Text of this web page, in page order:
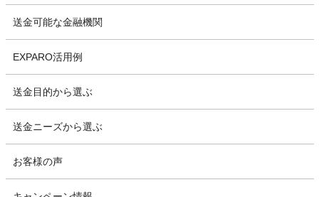
送金可能な金融機関
EXPARO活用例
送金目的から選ぶ
送金ニーズから選ぶ
お客様の声